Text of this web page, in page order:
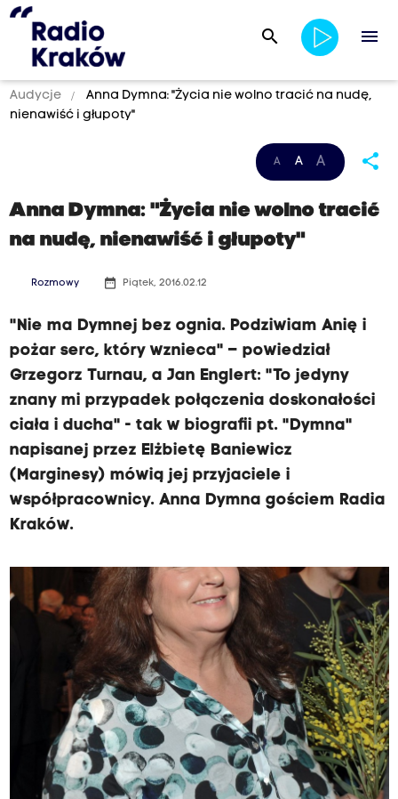
search menu
Audycje
Anna Dymna: "Życia nie wolno tracić na nudę,
nienawiść i głupoty"
A A A share
Anna Dymna: "Życia nie wolno tracić
na nudę, nienawiść i głupoty"
Rozmowy date_range Piątek, 2016.02.12
"Nie ma Dymnej bez ognia. Podziwiam Anię i
pożar serc, który wznieca" – powiedział
Grzegorz Turnau, a Jan Englert: "To jedyny
znany mi przypadek połączenia doskonałości
ciała i ducha" - tak w biografii pt. "Dymna"
napisanej przez Elżbietę Baniewicz
(Marginesy) mówią jej przyjaciele i
współpracownicy. Anna Dymna gościem Radia
Kraków.